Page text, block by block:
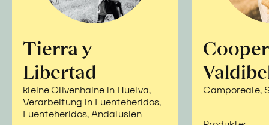
Tierra y
Libertad
kleine Olivenhaine in Huelva,
Verarbeitung in Fuenteheridos,
Fuenteheridos, Andalusien
Camporeale,